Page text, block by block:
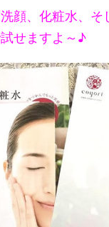
顔、化粧水、そ
せますよ～♪